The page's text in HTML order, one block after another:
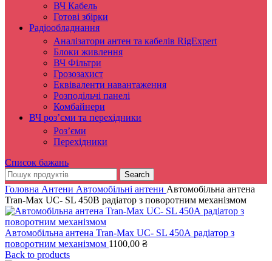
ВЧ Кабель
Готові збірки
Радіообладнання
Аналізатори антен та кабелів RigExpert
Блоки живлення
ВЧ Фільтри
Грозозахист
Еквіваленти навантаження
Розподільчі панелі
Комбайнери
ВЧ роз’єми та перехідники
Роз’єми
Перехідники
Список бажань
Search
Головна Антени Автомобільні антени Автомобільна антена
Tran-Max UC- SL 450В радіатор з поворотним механізмом
Автомобільна антена Tran-Max UC- SL 450А радіатор з
поворотним механізмом 1100,00 ₴
Back to products